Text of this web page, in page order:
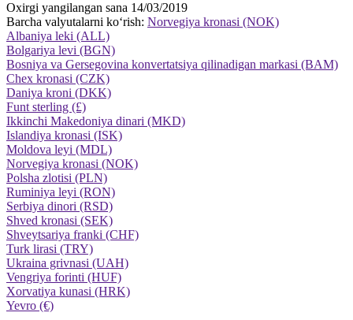
Oxirgi yangilangan sana 14/03/2019
Barcha valyutalarni ko‘rish: Norvegiya kronasi (NOK)
Albaniya leki (ALL)
Bolgariya levi (BGN)
Bosniya va Gersegovina konvertatsiya qilinadigan markasi (BAM)
Chex kronasi (CZK)
Daniya kroni (DKK)
Funt sterling (£)
Ikkinchi Makedoniya dinari (MKD)
Islandiya kronasi (ISK)
Moldova leyi (MDL)
Norvegiya kronasi (NOK)
Polsha zlotisi (PLN)
Ruminiya leyi (RON)
Serbiya dinori (RSD)
Shved kronasi (SEK)
Shveytsariya franki (CHF)
Turk lirasi (TRY)
Ukraina grivnasi (UAH)
Vengriya forinti (HUF)
Xorvatiya kunasi (HRK)
Yevro (€)